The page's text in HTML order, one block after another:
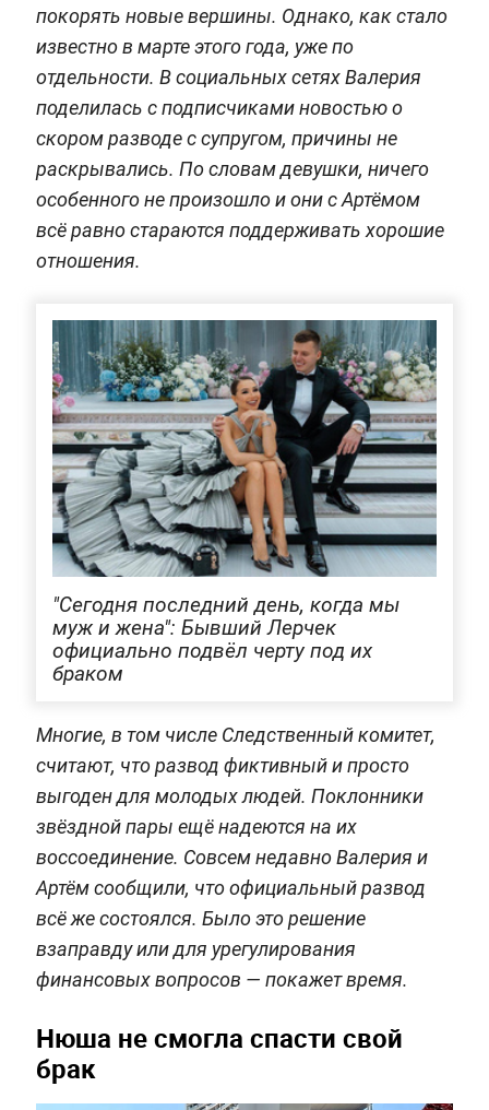
покорять новые вершины. Однако, как стало
известно в марте этого года, уже по
отдельности. В социальных сетях Валерия
поделилась с подписчиками новостью о
скором разводе с супругом, причины не
раскрывались. По словам девушки, ничего
особенного не произошло и они с Артёмом
всё равно стараются поддерживать хорошие
отношения.
"Сегодня последний день, когда мы
муж и жена": Бывший Лерчек
официально подвёл черту под их
браком
Многие, в том числе Следственный комитет,
считают, что развод фиктивный и просто
выгоден для молодых людей. Поклонники
звёздной пары ещё надеются на их
воссоединение. Совсем недавно Валерия и
Артём сообщили, что официальный развод
всё же состоялся. Было это решение
взаправду или для урегулирования
финансовых вопросов — покажет время.
Нюша не смогла спасти свой
брак